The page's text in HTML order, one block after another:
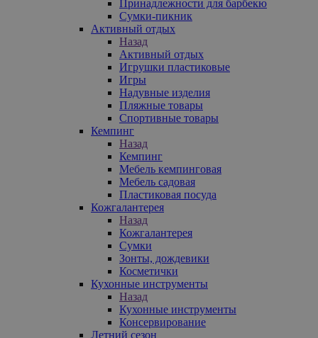
Принадлежности для барбекю
Сумки-пикник
Активный отдых
Назад
Активный отдых
Игрушки пластиковые
Игры
Надувные изделия
Пляжные товары
Спортивные товары
Кемпинг
Назад
Кемпинг
Мебель кемпинговая
Мебель садовая
Пластиковая посуда
Кожгалантерея
Назад
Кожгалантерея
Сумки
Зонты, дождевики
Косметички
Кухонные инструменты
Назад
Кухонные инструменты
Консервирование
Летний сезон